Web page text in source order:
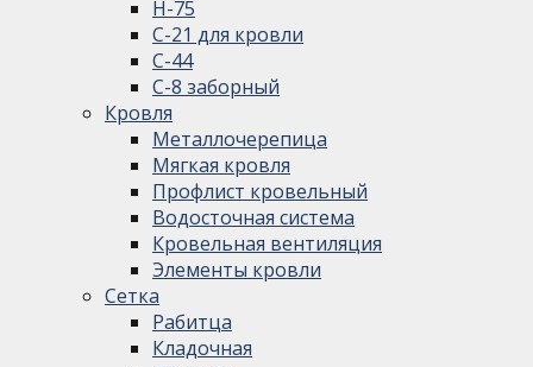
Н-75
С-21 для кровли
С-44
С-8 заборный
Кровля
Металлочерепица
Мягкая кровля
Профлист кровельный
Водосточная система
Кровельная вентиляция
Элементы кровли
Сетка
Рабитца
Кладочная